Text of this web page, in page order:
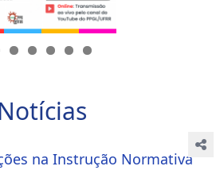
Notícias
na Instrução Normativa